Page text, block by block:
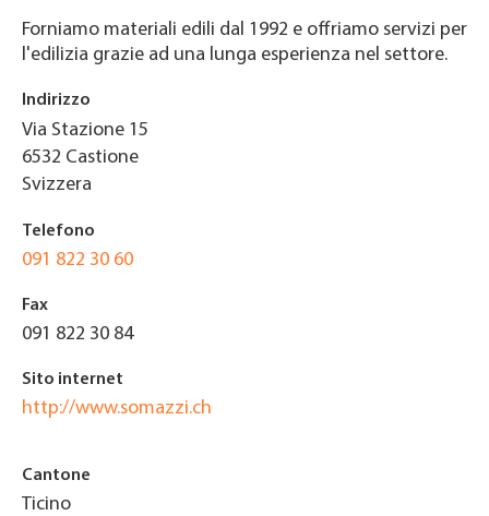
Forniamo materiali edili dal 1992 e offriamo servizi per
l'edilizia grazie ad una lunga esperienza nel settore.
Indirizzo
Via Stazione 15
6532 Castione
Svizzera
Telefono
091 822 30 60
Fax
091 822 30 84
Sito internet
http://www.somazzi.ch
Cantone
Ticino